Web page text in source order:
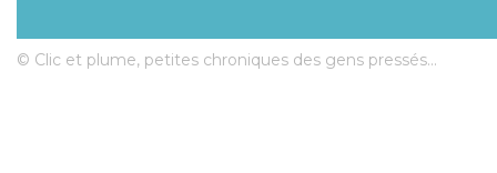
© Clic et plume, petites chroniques des gens pressés...